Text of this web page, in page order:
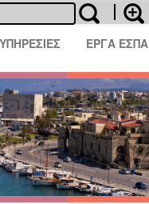
ΕΡΓΑ ΕΣΠΑ